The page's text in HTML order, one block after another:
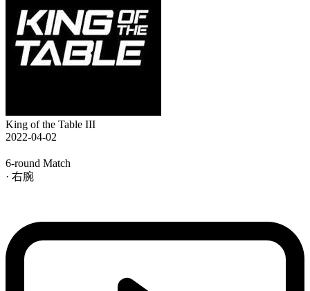
King of the Table III
2022-04-02
6-round Match
· 右腕